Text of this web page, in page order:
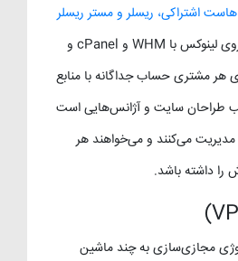
هاست اشتراکی، ریسلر و مستر ریسلر
توضیح داده شده است؛ روی لینوکس با WHM و cPanel و
هر مشتری حساب جداگانه با منابع
سایت و آژانس‌هایی است
می‌کنند و می‌خواهند هر
داشته باشد.
مجازی‌سازی به چند ماشین